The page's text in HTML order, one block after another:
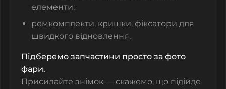
елементи;
ремкомплекти, кришки, фіксатори для
швидкого відновлення.
Підберемо запчастини просто за фото
фари.
Присилайте знімок — скажемо, що підійде